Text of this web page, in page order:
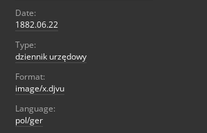
Date:
1882.06.22
Type:
dziennik urzędowy
Format:
image/x.djvu
Language:
pol/ger